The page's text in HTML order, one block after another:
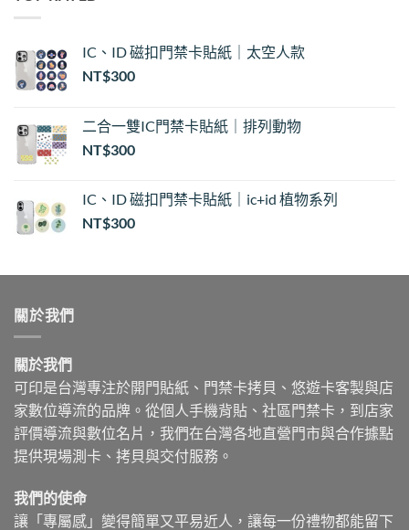
NT$35
IC、ID 磁扣門禁卡貼紙｜太空人款
NT$300
二合一雙IC門禁卡貼紙｜排列動物
NT$300
IC、ID 磁扣門禁卡貼紙｜ic+id 植物系列
NT$300
關於我們
關於我們
可印是台灣專注於開門貼紙、門禁卡拷貝、悠遊卡客製與店
家數位導流的品牌。從個人手機背貼、社區門禁卡，到店家
評價導流與數位名片，我們在台灣各地直營門市與合作據點
提供現場測卡、拷貝與交付服務。
我們的使命
讓「專屬感」變得簡單又平易近人，讓每一份禮物都能留下